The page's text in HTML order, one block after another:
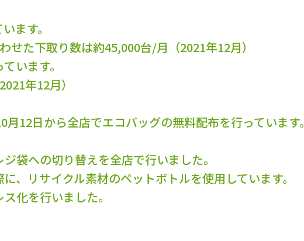
ます。
た下取り数は約45,000台/月（2021年12月）
います。
年12月）
12日から全店でエコバッグの無料配布を行っています。
袋への切り替えを全店で行いました。
、リサイクル素材のペットボトルを使用しています。
化を行いました。